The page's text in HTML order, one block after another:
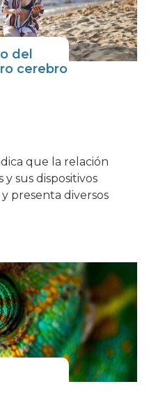
del
cerebro
que la relación
sus dispositivos
presenta diversos